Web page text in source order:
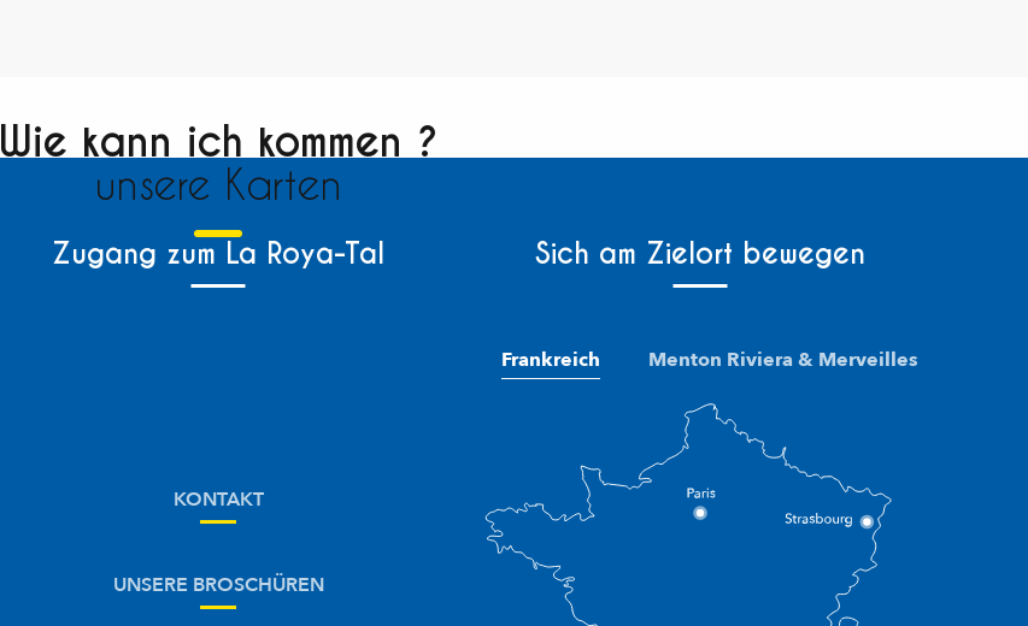
Wie kann ich kommen ?
unsere Karten
Zugang zum La Roya-Tal Sich am Zielort bewegen
KONTAKT
UNSERE BROSCHÜREN
Frankreich Menton Riviera & Merveilles